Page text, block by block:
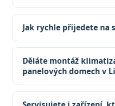
Jak rychle přijedete na
Děláte montáž
panelových domech v